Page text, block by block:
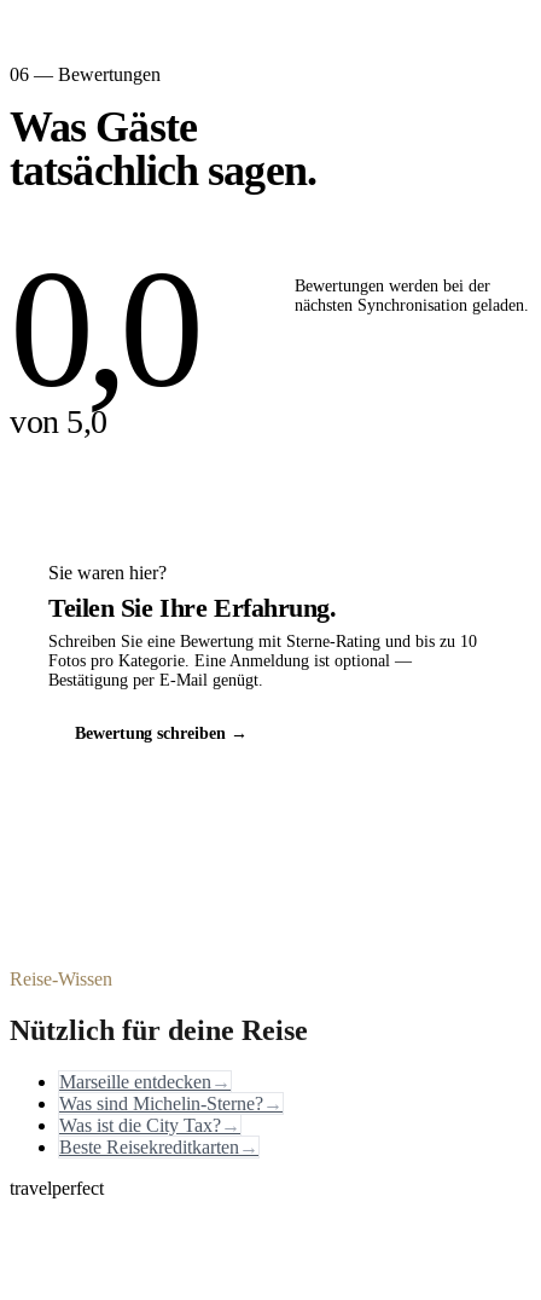
06 — Bewertungen
Was Gäste
tatsächlich sagen.
0,0
von 5,0
Bewertungen werden bei der
nächsten Synchronisation geladen.
Sie waren hier?
Teilen Sie Ihre Erfahrung.
Schreiben Sie eine Bewertung mit Sterne-Rating und bis zu 10
Fotos pro Kategorie. Eine Anmeldung ist optional —
Bestätigung per E-Mail genügt.
Bewertung schreiben →
Reise-Wissen
Nützlich für deine Reise
Marseille entdecken →
Was sind Michelin-Sterne?→
Was ist die City Tax?→
Beste Reisekreditkarten →
travelperfect